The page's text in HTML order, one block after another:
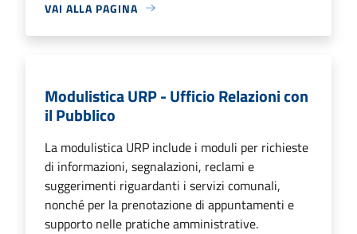
VAI ALLA PAGINA
Modulistica URP - Ufficio Relazioni con
il Pubblico
La modulistica URP include i moduli per richieste
di informazioni, segnalazioni, reclami e
suggerimenti riguardanti i servizi comunali,
nonché per la prenotazione di appuntamenti e
supporto nelle pratiche amministrative.